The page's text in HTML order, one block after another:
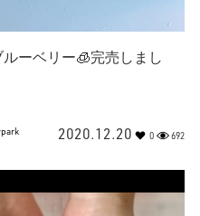
ーベリー🧊完売しまし
2020.12.20 0 692